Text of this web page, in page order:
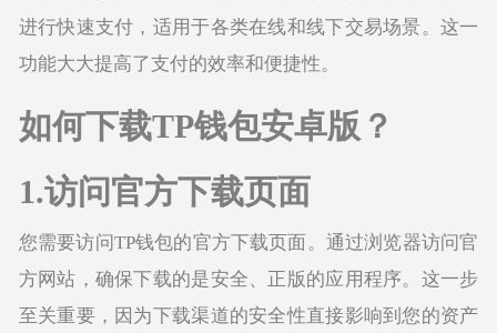
进行快速支付，适用于各类在线和线下交易场景。这一
功能大大提高了支付的效率和便捷性。
如何下载TP钱包安卓版？
1.访问官方下载页面
您需要访问TP钱包的官方下载页面。通过浏览器访问官
方网站，确保下载的是安全、正版的应用程序。这一步
至关重要，因为下载渠道的安全性直接影响到您的资产